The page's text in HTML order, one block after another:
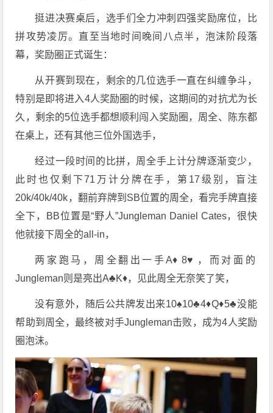
挺进决赛桌后，选手们全力冲刺四强奖励席位，比
拼攻势凌厉。直至当地时间晚间八点半，泡沫阶段落
幕，奖励圈正式诞生：
从开赛到现在，剩余的几位选手一直在纠缠争斗，
特别是即将进入4人奖励圈的时候，这期间的对抗尤为长
久，剩余的5位选手都想顺利闯入奖励圈，周全、陈东都
在桌上，还有其他三位外国选手，
经过一段时间的比拼，周全手上计分牌逐渐变少，
此时也仅剩下71万计分牌在手，第17级别，盲注
20k/40k/40k，翻前弃牌到SB位置的周全，看完手牌直接
全下，BB位置是“野人”Jungleman Daniel Cates，很快
他就接下周全的all-in，
两家跑马，周全翻出一手A♦️8♥️，而对面的
Jungleman则是亮出A♣️K♦️，见此周全无奈笑了笑，
没有意外，随后公共牌发出来10♠️10♣️4♦️Q♦️5♣️没能
帮助到周全，最终被对手Jungleman击败，成为4人奖励
圈泡沫。